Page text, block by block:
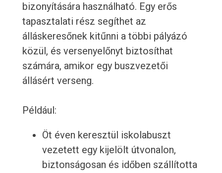
bizonyítására használható. Egy erős
tapasztalati rész segíthet az
álláskeresőnek kitűnni a többi pályázó
közül, és versenyelőnyt biztosíthat
számára, amikor egy buszvezetői
állásért verseng.
Például:
Öt éven keresztül iskolabuszt
vezetett egy kijelölt útvonalon,
biztonságosan és időben szállította